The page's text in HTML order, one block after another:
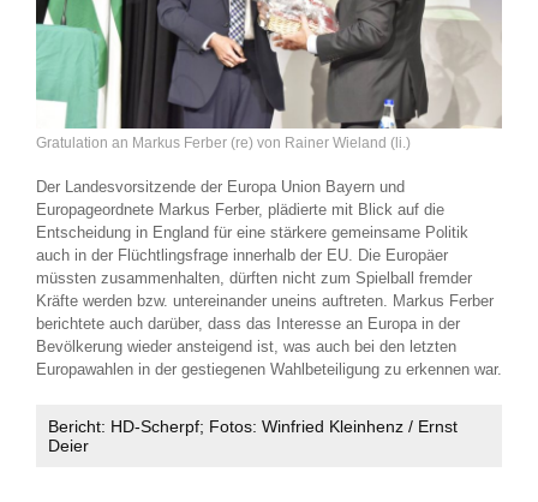
Gratulation an Markus Ferber (re) von Rainer Wieland (li.)
Der Landesvorsitzende der Europa Union Bayern und
Europageordnete Markus Ferber, plädierte mit Blick auf die
Entscheidung in England für eine stärkere gemeinsame Politik
auch in der Flüchtlingsfrage innerhalb der EU. Die Europäer
müssten zusammenhalten, dürften nicht zum Spielball fremder
Kräfte werden bzw. untereinander uneins auftreten. Markus Ferber
berichtete auch darüber, dass das Interesse an Europa in der
Bevölkerung wieder ansteigend ist, was auch bei den letzten
Europawahlen in der gestiegenen Wahlbeteiligung zu erkennen war.
Bericht: HD-Scherpf; Fotos: Winfried Kleinhenz / Ernst
Deier